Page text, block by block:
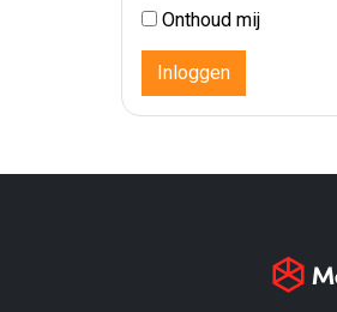
Onthoud mij